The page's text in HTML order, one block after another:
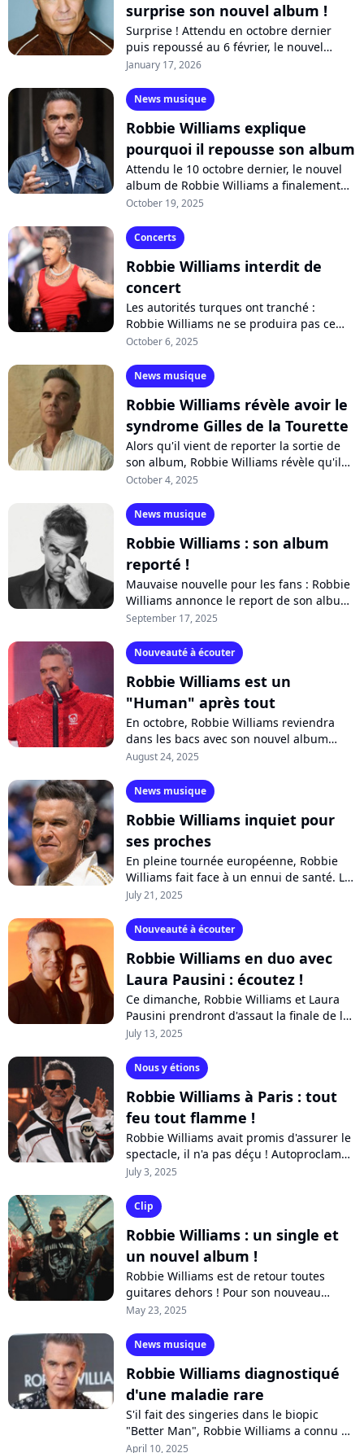
surprise son nouvel album !
Surprise ! Attendu en octobre dernier
puis repoussé au 6 février, le nouvel
album de Robbie Williams, "Britpop",
January 17, 2026
News musique
Robbie Williams explique
pourquoi il repousse son album
Attendu le 10 octobre dernier, le nouvel
album de Robbie Williams a finalement
été reporté en février 2026. Le chanteur
October 19, 2025
Concerts
Robbie Williams interdit de
concert
Les autorités turques ont tranché :
Robbie Williams ne se produira pas ce
mardi 7 octobre en concert à Istanbul.
October 6, 2025
News musique
Robbie Williams révèle avoir le
syndrome Gilles de la Tourette
Alors qu'il vient de reporter la sortie de
son album, Robbie Williams révèle qu'il
est atteint du syndrome Gilles de la
October 4, 2025
News musique
Robbie Williams : son album
reporté !
Mauvaise nouvelle pour les fans : Robbie
Williams annonce le report de son album,
attendu début octobre, à l'année
September 17, 2025
Nouveauté à écouter
Robbie Williams est un
"Human" après tout
En octobre, Robbie Williams reviendra
dans les bacs avec son nouvel album
"Britpop". La star anglaise retrouve
"Human",...
August 24, 2025
News musique
Robbie Williams inquiet pour
ses proches
En pleine tournée européenne, Robbie
Williams fait face à un ennui de santé. Le
rockeur révèle être atteint par "une sorte
July 21, 2025
Nouveauté à écouter
Robbie Williams en duo avec
Laura Pausini : écoutez !
Ce dimanche, Robbie Williams et Laura
Pausini prendront d'assaut la finale de la
Coupe du Monde des Clubs de la FIFA,
July 13, 2025
Nous y étions
Robbie Williams à Paris : tout
feu tout flamme !
Robbie Williams avait promis d'assurer le
spectacle, il n'a pas déçu ! Autoproclamé
"Roi du divertissement", le bad boy de la
July 3, 2025
Clip
Robbie Williams : un single et
un nouvel album !
Robbie Williams est de retour toutes
guitares dehors ! Pour son nouveau
single "Rocket", la star anglaise enrôle le
May 23, 2025
News musique
Robbie Williams diagnostiqué
d'une maladie rare
S'il fait des singeries dans le biopic
"Better Man", Robbie Williams a connu un
début d'année très compliqué. Atteint
April 10, 2025